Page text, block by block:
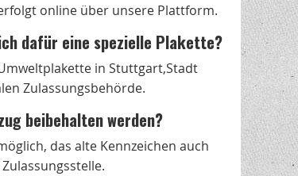
online über unsere Plattform.
dafür eine spezielle Plakette?
in Stuttgart,Stadt
Zulassungsbehörde.
beibehalten werden?
das alte Kennzeichen auch